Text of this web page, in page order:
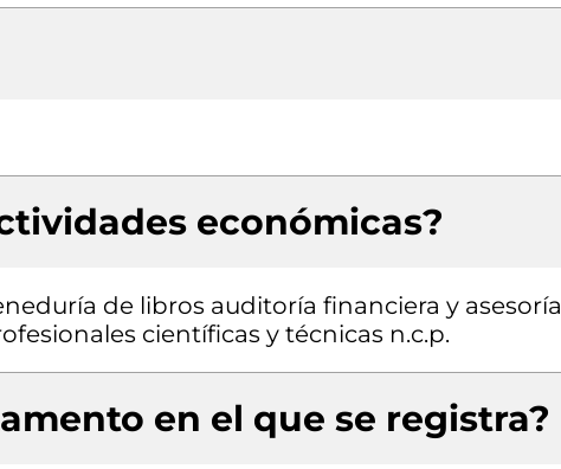
económicas?
de libros auditoría financiera y asesoría
científicas y técnicas n.c.p.
en el que se registra?